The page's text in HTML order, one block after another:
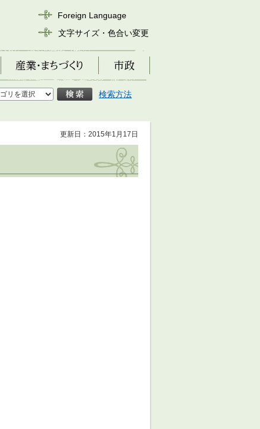
Foreign Language
文字サイズ・色合い変更
産業・まちづくり 市政
検索方法
更新日：2015年1月17日